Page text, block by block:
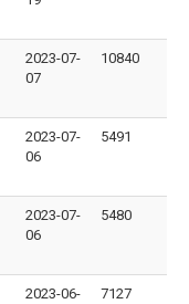
2023-07-
07
10840
2023-07-
06
5491
2023-07-
06
5480
2023-06- 7127